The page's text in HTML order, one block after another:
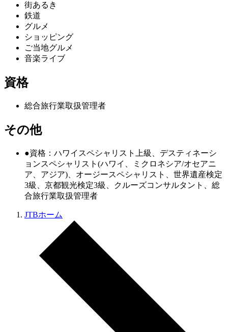
街あるき
鉄道
グルメ
ショッピング
ご当地グルメ
音楽ライブ
資格
総合旅行業取扱管理者
その他
●資格：ハワイスペシャリスト上級、デスティネーシ
ョンスペシャリスト(ハワイ、ミクロネシア/オセアニ
ア、アジア)、オージースペシャリスト、世界遺産検定
3級、京都観光検定3級、クルーズコンサルタント、総
合旅行業取扱管理者
JTBホーム